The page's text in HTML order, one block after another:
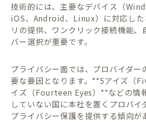
技術的には、主要なデバイス（
iOS、Android、Linux）に対応した
リの提供、ワンクリック接続機能、
バー選択が重要です。
プライバシー面では、プロバイダー
要な要因となります。**5アイズ（
イズ（Fourteen Eyes）**などの情
していない国に本社を置くプロバイ
プライバシー保護を提供する傾向が